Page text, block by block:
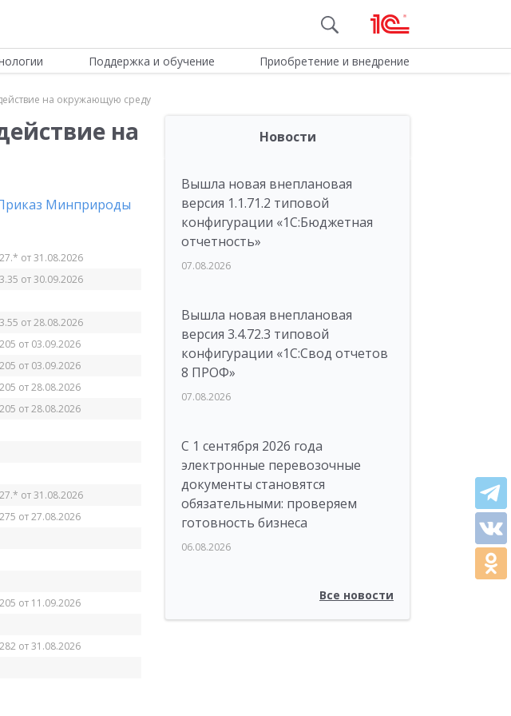
Поддержка и обучение Приобретение и внедрение
на окружающую среду
на
Минприроды
от 31.08.2026
от 30.09.2026
от 28.08.2026
от 03.09.2026
от 03.09.2026
от 28.08.2026
от 28.08.2026
от 31.08.2026
от 27.08.2026
от 11.09.2026
от 31.08.2026
Новости
Вышла новая внеплановая
версия 1.1.71.2 типовой
конфигурации «1C:Бюджетная
отчетность»
07.08.2026
Вышла новая внеплановая
версия 3.4.72.3 типовой
конфигурации «1C:Свод отчетов
8 ПРОФ»
07.08.2026
С 1 сентября 2026 года
электронные перевозочные
документы становятся
обязательными: проверяем
готовность бизнеса
06.08.2026
Все новости